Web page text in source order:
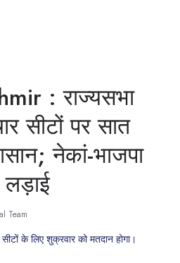
: राज्यसभा
सीटों पर सात
नेकां-भाजपा
लड़ाई
Team
के लिए शुक्रवार को मतदान होगा।